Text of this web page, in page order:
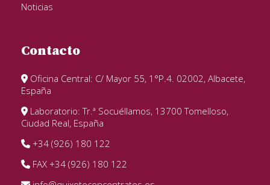
Noticias
Contacto
Oficina Central: C/ Mayor 55, 1°P.4. 02002, Albacete,
España
Laboratorio: Tr.ª Socuéllamos, 13700 Tomelloso,
Ciudad Real, España
+34 (926) 180 122
FAX +34 (926) 180 122